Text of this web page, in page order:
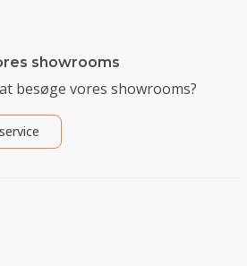
showrooms
besøge vores showrooms?